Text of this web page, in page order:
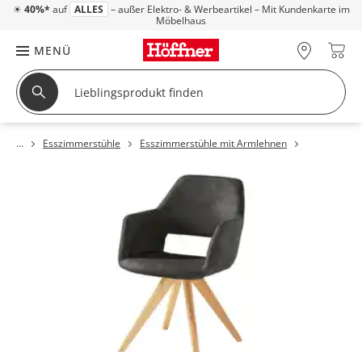
☀ 40%* auf ALLES – außer Elektro- & Werbeartikel – Mit Kundenkarte im
Möbelhaus
MENÜ
Esszimmerstühle Esszimmerstühle mit Armlehnen